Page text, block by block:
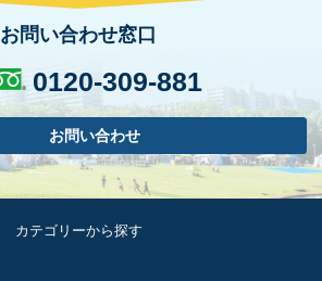
お問い合わせ窓口
0120-309-881
お問い合わせ
カテゴリーから探す